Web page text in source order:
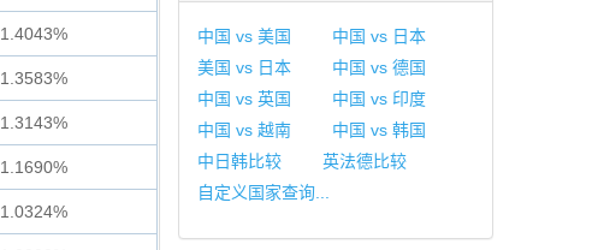
1.4043%
1.3583%
1.3143%
1.1690%
1.0324%
中国 vs 美国
中国 vs 日本
美国 vs 日本
中国 vs 德国
中国 vs 英国
中国 vs 印度
中国 vs 越南
中国 vs 韩国
中日韩比较
英法德比较
自定义国家查询...